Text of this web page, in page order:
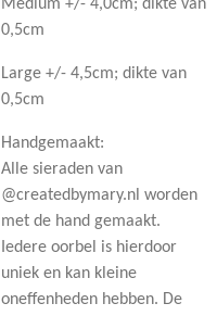
Medium +/- 4,0cm; dikte van
0,5cm
Large +/- 4,5cm; dikte van
0,5cm
Handgemaakt:
Alle sieraden van
@createdbymary.nl worden
met de hand gemaakt.
Iedere oorbel is hierdoor
uniek en kan kleine
oneffenheden hebben. De